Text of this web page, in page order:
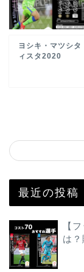
ヨシキ・マツシ
ィスタ2020
最近の投稿
【
は